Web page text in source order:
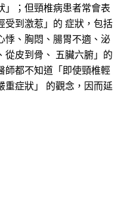
」；但頸椎病患者常會表
受到激惹」的 症狀，包括
悸、胸悶、腸胃不適、泌
從皮到骨、 五臟六腑」的
師都不知道「即使頸椎輕
重症狀」 的觀念，因而延